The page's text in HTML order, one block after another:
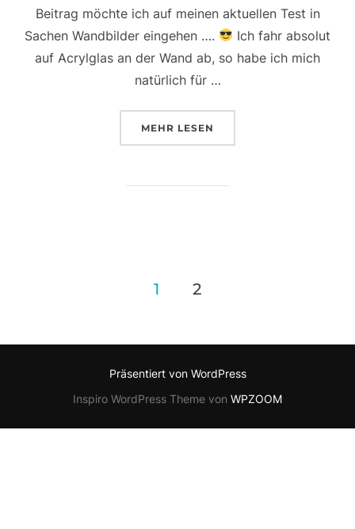
Beitrag möchte ich auf meinen aktuellen Test in
Sachen Wandbilder eingehen ….
Ich fahr absolut
auf Acrylglas an der Wand ab, so habe ich mich
natürlich für …
MEHR ÜBER „EIN WEITERES MAL
LESEN
Seitennummerierung
1 2
Präsentiert von WordPress
Inspiro WordPress Theme von WPZOOM